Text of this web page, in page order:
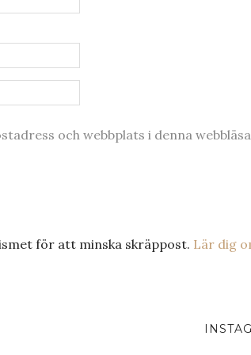
och webbplats i denna
för att minska skräppost. Lär dig